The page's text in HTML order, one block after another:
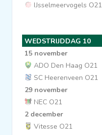
IJsselmeervogels O21
WEDSTRIJDDAG 10
15 november
ADO Den Haag O21
SC Heerenveen O21
29 november
NEC O21
2 december
Vitesse O21